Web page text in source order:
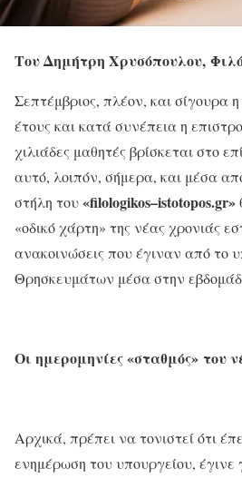
Του Δημήτρη Χρυσόπουλου,
Σεπτέμβριος, πλέον, και σίγουρα
έτους και κατά συνέπεια η
χιλιάδες μαθητές βρίσκεται στο
αυτό, λοιπόν, σήμερα, και μέσα
στήλη του«filologikos–istotopos.gr»
«οδικό χάρτη» της νέας χρονιάς
ανακοινώσεις που έγιναν από το
Θρησκευμάτων μέσα στην
Οι ημερομηνίες «σταθμός» του
Αρχικά, πρέπει να τονιστεί ότι
ενημέρωση του υπουργείου, έγινε